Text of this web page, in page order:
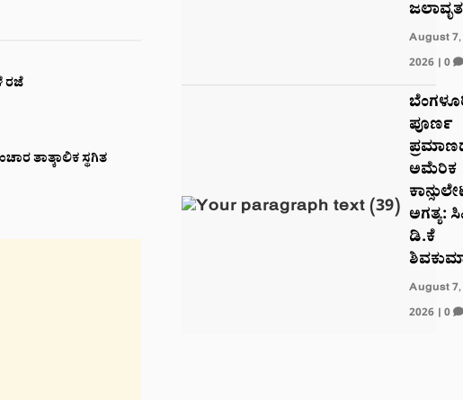
ರಜೆ
ತಾತ್ಕಾಲಿಕ ಸ್ಥಗಿತ
ಜಲಾವೃತ
August 7,
2026| 0
ಪೂರ್ಣ
ಅಮೆರಿಕ
ಅಗತ್ಯ:
ಡಿ.ಕೆ
August 7,
2026| 0